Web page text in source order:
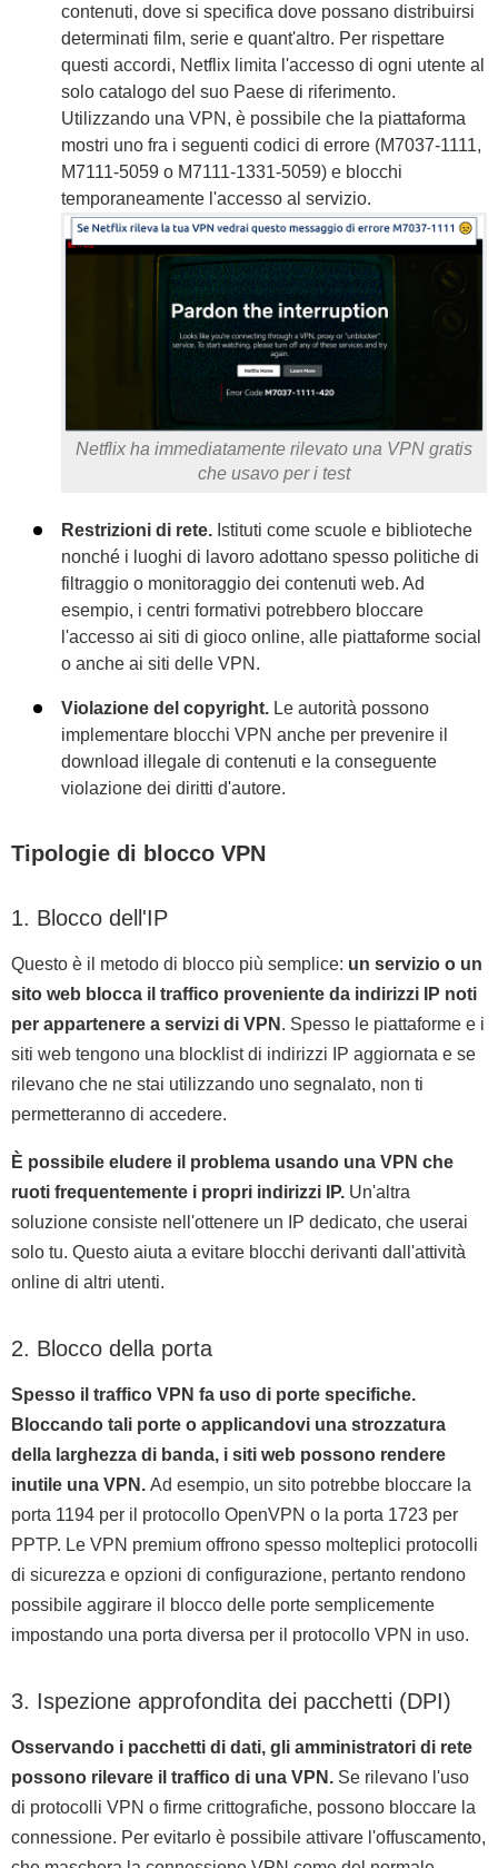
contenuti, dove si specifica dove possano distribuirsi
determinati film, serie e quant'altro. Per rispettare
questi accordi, Netflix limita l'accesso di ogni utente al
solo catalogo del suo Paese di riferimento.
Utilizzando una VPN, è possibile che la piattaforma
mostri uno fra i seguenti codici di errore (M7037-1111,
M7111-5059 o M7111-1331-5059) e blocchi
temporaneamente l'accesso al servizio.
Netflix ha immediatamente rilevato una VPN gratis
che usavo per i test
Restrizioni di rete. Istituti come scuole e biblioteche
nonché i luoghi di lavoro adottano spesso politiche di
filtraggio o monitoraggio dei contenuti web. Ad
esempio, i centri formativi potrebbero bloccare
l'accesso ai siti di gioco online, alle piattaforme social
o anche ai siti delle VPN.
Violazione del copyright. Le autorità possono
implementare blocchi VPN anche per prevenire il
download illegale di contenuti e la conseguente
violazione dei diritti d'autore.
Tipologie di blocco VPN
1. Blocco dell'IP
Questo è il metodo di blocco più semplice: un servizio o un
sito web blocca il traffico proveniente da indirizzi IP noti
per appartenere a servizi di VPN . Spesso le piattaforme e i
siti web tengono una blocklist di indirizzi IP aggiornata e se
rilevano che ne stai utilizzando uno segnalato, non ti
permetteranno di accedere.
È possibile eludere il problema usando una VPN che
ruoti frequentemente i propri indirizzi IP. Un'altra
soluzione consiste nell'ottenere un IP dedicato, che userai
solo tu. Questo aiuta a evitare blocchi derivanti dall'attività
online di altri utenti.
2. Blocco della porta
Spesso il traffico VPN fa uso di porte specifiche.
Bloccando tali porte o applicandovi una strozzatura
della larghezza di banda, i siti web possono rendere
inutile una VPN. Ad esempio, un sito potrebbe bloccare la
porta 1194 per il protocollo OpenVPN o la porta 1723 per
PPTP. Le VPN premium offrono spesso molteplici protocolli
di sicurezza e opzioni di configurazione, pertanto rendono
possibile aggirare il blocco delle porte semplicemente
impostando una porta diversa per il protocollo VPN in uso.
3. Ispezione approfondita dei pacchetti (DPI)
Osservando i pacchetti di dati, gli amministratori di rete
possono rilevare il traffico di una VPN. Se rilevano l'uso
di protocolli VPN o firme crittografiche, possono bloccare la
connessione. Per evitarlo è possibile attivare l'offuscamento,